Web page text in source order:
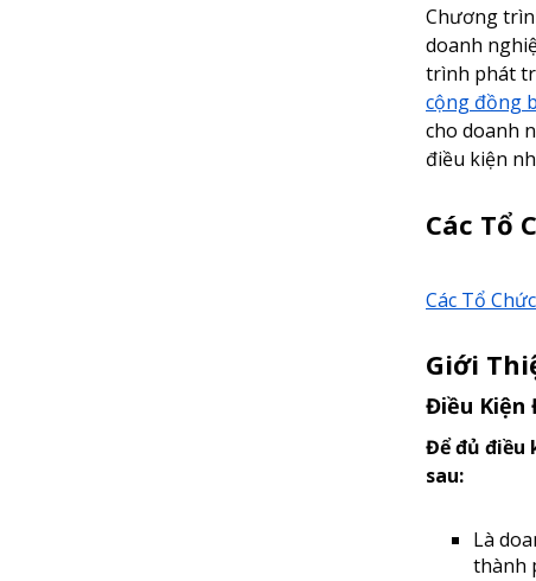
Chương
doanh
trình phát
cộng đồng
cho doanh
điều kiện
Các Tổ
Các Tổ
Giới
Điều Kiện
Để đủ điều
sau:
Là
thành